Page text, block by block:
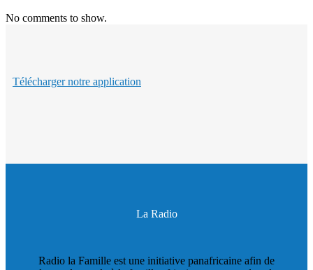
No comments to show.
Télécharger notre application
La Radio
Radio la Famille est une initiative panafricaine afin de